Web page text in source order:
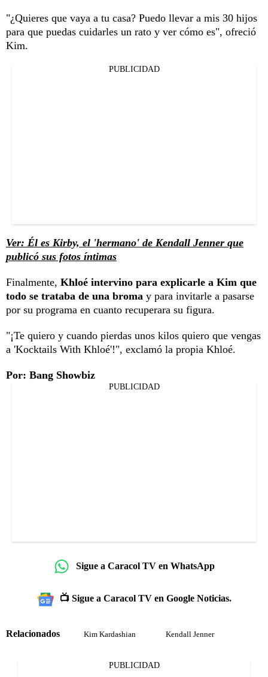
"¿Quieres que vaya a tu casa? Puedo llevar a mis 30 hijos
para que puedas cuidarles un rato y ver cómo es", ofreció
Kim.
PUBLICIDAD
Ver: Él es Kirby, el 'hermano' de Kendall Jenner que
publicó sus fotos íntimas
Finalmente, Khloé intervino para explicarle a Kim que
todo se trataba de una broma y para invitarle a pasarse
por su programa en cuanto recuperara su figura.
"¡Te quiero y cuando pierdas unos kilos quiero que vengas
a 'Kocktails With Khloé'!", exclamó la propia Khloé.
Por: Bang Showbiz
PUBLICIDAD
Sigue a Caracol TV en WhatsApp
📺 Sigue a Caracol TV en Google Noticias.
Relacionados Kim Kardashian Kendall Jenner
PUBLICIDAD